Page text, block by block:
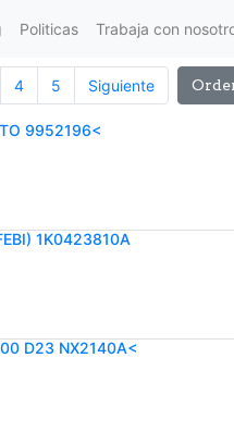
Politicas Trabaja con
4 5 Siguiente
9952196<
1K0423810A
D23 NX2140A<